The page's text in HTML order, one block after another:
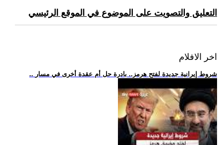
التعليق والتصويت على الموضوع في الموقع الرئيسي
اخر الافلام
.. شروط إيرانية جديدة لفتح هرمز.. بادرة حل أم عقدة أخرى في مسار